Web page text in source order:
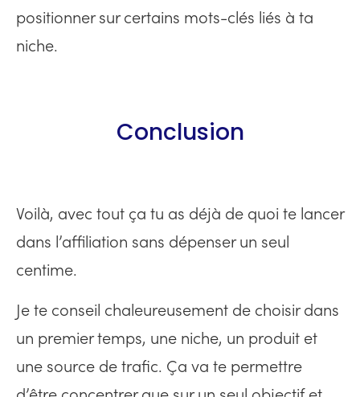
positionner sur certains mots-clés liés à ta
niche.
Conclusion
Voilà, avec tout ça tu as déjà de quoi te lancer
dans l’affiliation sans dépenser un seul
centime.
Je te conseil chaleureusement de choisir dans
un premier temps, une niche, un produit et
une source de trafic. Ça va te permettre